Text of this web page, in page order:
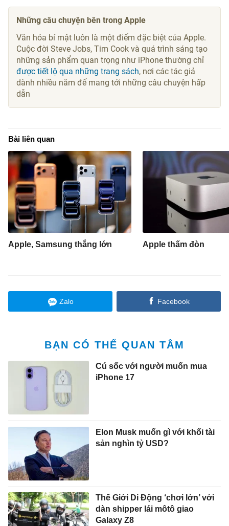
Những câu chuyện bên trong Apple
Văn hóa bí mật luôn là một điểm đặc biệt của Apple.
Cuộc đời Steve Jobs, Tim Cook và quá trình sáng tạo
những sản phẩm quan trọng như iPhone thường chỉ
được tiết lộ qua những trang sách, nơi các tác giả
dành nhiều năm để mang tới những câu chuyện hấp
dẫn
Bài liên quan
Apple, Samsung thắng lớn Apple thấm đòn
Zalo Facebook
BẠN CÓ THỂ QUAN TÂM
Cú sốc với người muốn mua
iPhone 17
Elon Musk muốn gì với khối tài
sản nghìn tỷ USD?
Thế Giới Di Động ‘chơi lớn’ với
dàn shipper lái môtô giao
Galaxy Z8